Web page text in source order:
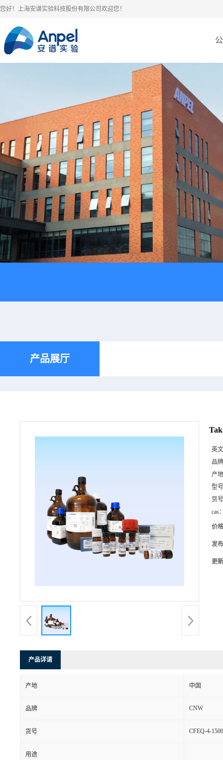
您好！上海安谱实验科技股份有限公司欢迎您！
产品展厅
英
品
产
型
货
cas
价
发
更
产品详请
产地 中国
品牌 CNW
货号 CFEQ-4-
用途